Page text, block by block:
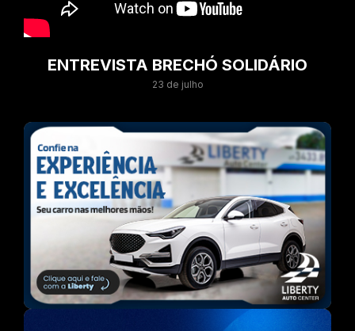
ENTREVISTA BRECHÓ SOLIDÁRIO
23 de julho